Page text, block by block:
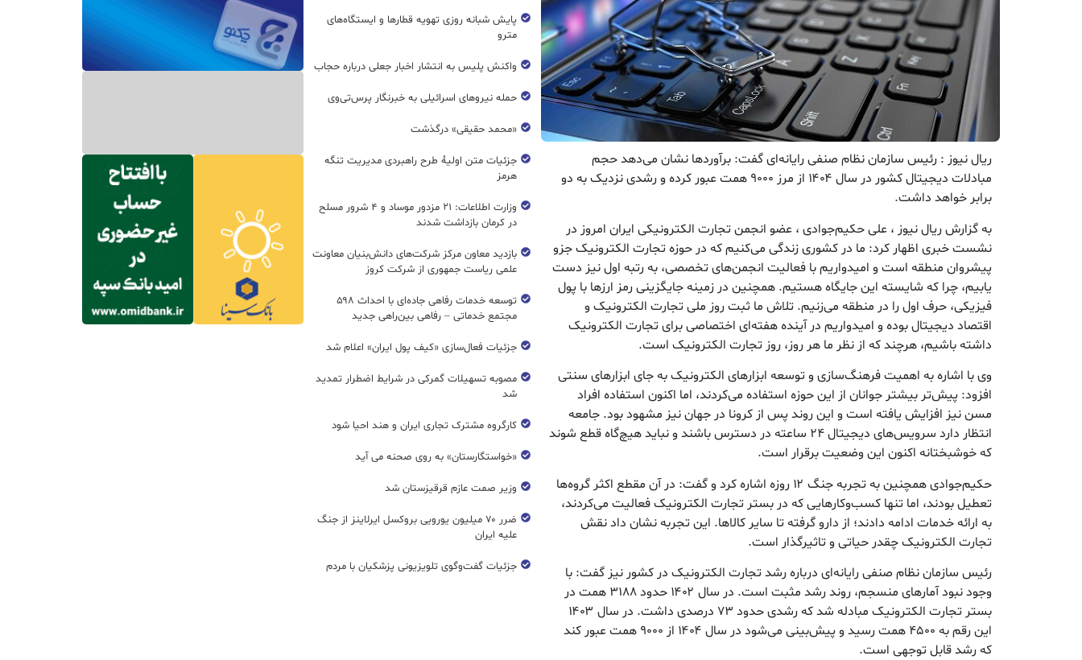
ریال نیوز : رئیس سازمان نظام صنفی رایانه‌ای گفت: برآوردها نشان می‌دهد حجم
مبادلات دیجیتال کشور در سال ۱۴۰۴ از مرز ۹۰۰۰ همت عبور کرده و رشدی نزدیک به دو
برابر خواهد داشت.
به گزارش ریال نیوز ، علی حکیم‌جوادی ، عضو انجمن تجارت الکترونیکی ایران امروز در
نشست خبری اظهار کرد: ما در کشوری زندگی می‌کنیم که در حوزه تجارت الکترونیک جزو
پیشروان منطقه است و امیدواریم با فعالیت انجمن‌های تخصصی، به رتبه اول نیز دست
یابیم، چرا که شایسته این جایگاه هستیم. همچنین در زمینه جایگزینی رمز ارزها با پول
فیزیکی، حرف اول را در منطقه می‌زنیم. تلاش ما ثبت روز ملی تجارت الکترونیک و
اقتصاد دیجیتال بوده و امیدواریم در آینده هفته‌ای اختصاصی برای تجارت الکترونیک
داشته باشیم، هرچند که از نظر ما هر روز، روز تجارت الکترونیک است.
وی با اشاره به اهمیت فرهنگ‌سازی و توسعه ابزارهای الکترونیک به جای ابزارهای سنتی
افزود: پیش‌تر بیشتر جوانان از این حوزه استفاده می‌کردند، اما اکنون استفاده افراد
مسن نیز افزایش یافته است و این روند پس از کرونا در جهان نیز مشهود بود. جامعه
انتظار دارد سرویس‌های دیجیتال ۲۴ ساعته در دسترس باشند و نباید هیچ‌گاه قطع شوند
که خوشبختانه اکنون این وضعیت برقرار است.
حکیم‌جوادی همچنین به تجربه جنگ ۱۲ روزه اشاره کرد و گفت: در آن مقطع اکثر گروه‌ها
تعطیل بودند، اما تنها کسب‌وکارهایی که در بستر تجارت الکترونیک فعالیت می‌کردند،
به ارائه خدمات ادامه دادند؛ از دارو گرفته تا سایر کالاها. این تجربه نشان داد نقش
تجارت الکترونیک چقدر حیاتی و تاثیرگذار است.
رئیس سازمان نظام صنفی رایانه‌ای درباره رشد تجارت الکترونیک در کشور نیز گفت: با
وجود نبود آمارهای منسجم، روند رشد مثبت است. در سال ۱۴۰۲ حدود ۳۱۸۸ همت در
بستر تجارت الکترونیک مبادله شد که رشدی حدود ۷۳ درصدی داشت. در سال ۱۴۰۳
این رقم به ۴۵۰۰ همت رسید و پیش‌بینی می‌شود در سال ۱۴۰۴ از ۹۰۰۰ همت عبور کند
که رشد قابل توجهی است.
پایش شبانه روزی تهویه قطار‌ها و ایستگاه‌های
مترو
واکنش پلیس به انتشار اخبار جعلی درباره حجاب
حمله نیروهای اسرائیلی به خبرنگار پرس‌تی‌وی
«محمد حقیقی» درگذشت
جزئیات متن اولیۀ طرح راهبردی مدیریت تنگه
هرمز
وزارت اطلاعات: ۲۱ مزدور موساد و ۴ شرور مسلح
در کرمان بازداشت شدند
بازدید معاون مرکز شرکت‌های دانش‌بنیان معاونت
علمی ریاست جمهوری از شرکت کروز
توسعه خدمات رفاهی جاده‌ای با احداث ۵۹۸
مجتمع خدماتی – رفاهی بین‌راهی جدید
جزئیات فعال‌سازی «کیف پول ایران» اعلام شد
مصوبه تسهیلات گمرکی در شرایط اضطرار تمدید
شد
کارگروه مشترک تجاری ایران و هند احیا شود
«خواستگارستان» به روی صحنه می آید
وزیر صمت عازم قرقیزستان شد
ضرر ۷۰ میلیون یورویی بروکسل ایرلاینز از جنگ
علیه ایران
جزئیات گفت‌وگوی تلویزیونی پزشکیان با مردم